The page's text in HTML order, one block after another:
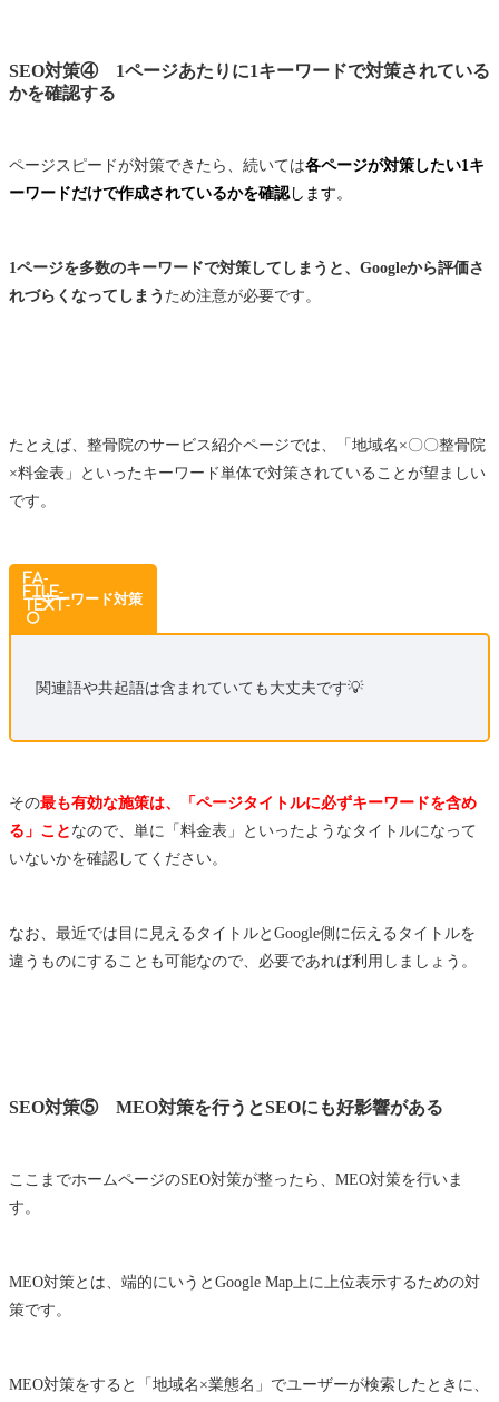
SEO対策④ 1ページあたりに1キーワードで対策されている
かを確認する
ページスピードが対策できたら、続いては各ページが対策したい1キ
ーワードだけで作成されているかを確認します。
1ページを多数のキーワードで対策してしまうと、Googleから評価さ
れづらくなってしまう ため注意が必要です。
たとえば、整骨院のサービス紹介ページでは、「地域名×〇〇整骨院
×料金表」といったキーワード単体で対策されていることが望ましい
です。
fa-
file-
text-
o
キーワード対策
関連語や共起語は含まれていても大丈夫です💡
その最も有効な施策は、「ページタイトルに必ずキーワードを含め
る」ことなので、単に「料金表」といったようなタイトルになって
いないかを確認してください。
なお、最近では目に見えるタイトルとGoogle側に伝えるタイトルを
違うものにすることも可能なので、必要であれば利用しましょう。
SEO対策⑤ MEO対策を行うとSEOにも好影響がある
ここまでホームページのSEO対策が整ったら、MEO対策を行いま
す。
MEO対策とは、端的にいうとGoogle Map上に上位表示するための対
策です。
MEO対策をすると「地域名×業態名」でユーザーが検索したときに、